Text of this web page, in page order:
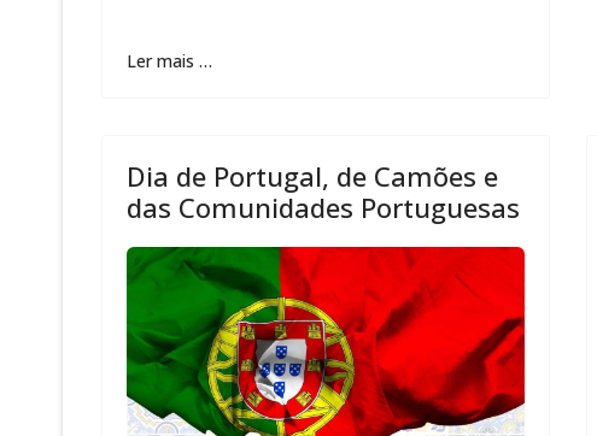
Ler mais …
Dia de Portugal, de Camões e
das Comunidades Portuguesas